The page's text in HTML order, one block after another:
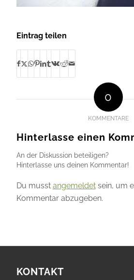
Eintrag teilen
0
KOMMENTARE
Hinterlasse einen
An der Diskussion beteiligen?
Hinterlasse uns deinen Kommentar!
Du musst angemeldetsein, um
Kommentar abzugeben.
KONTAKT